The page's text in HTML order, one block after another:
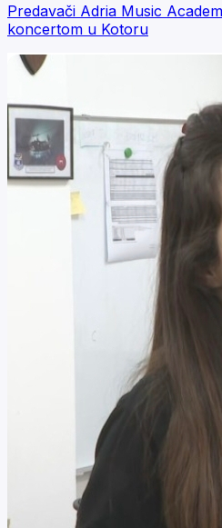
Predavači Adria Music
koncertom u Kotoru